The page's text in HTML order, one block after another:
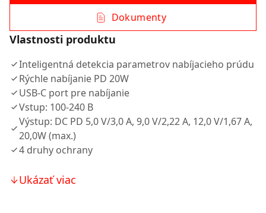
Dokumenty
Vlastnosti produktu
Inteligentná detekcia parametrov nabíjacieho prúdu
Rýchle nabíjanie PD 20W
USB-C port pre nabíjanie
Vstup: 100-240 В
Výstup: DC PD 5,0 V/3,0 A, 9,0 V/2,22 A, 12,0 V/1,67 A,
20,0W (max.)
4 druhy ochrany
Ukázať viac